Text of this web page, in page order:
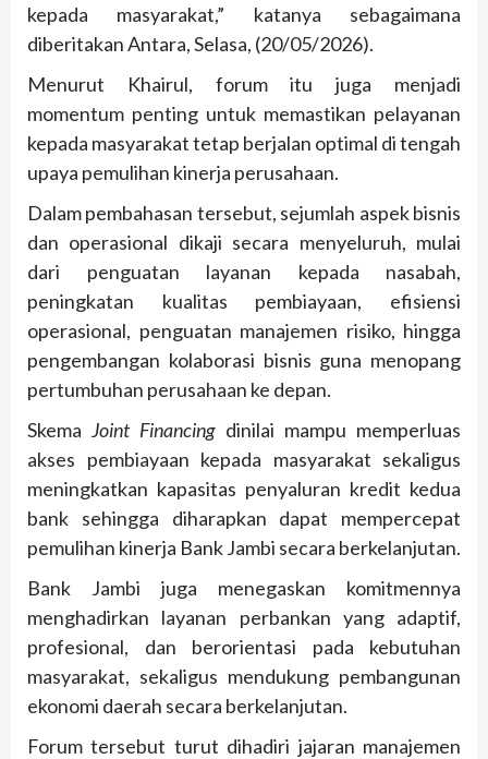
kepada masyarakat,” katanya sebagaimana
diberitakan Antara, Selasa, (20/05/2026).
Menurut Khairul, forum itu juga menjadi
momentum penting untuk memastikan pelayanan
kepada masyarakat tetap berjalan optimal di tengah
upaya pemulihan kinerja perusahaan.
Dalam pembahasan tersebut, sejumlah aspek bisnis
dan operasional dikaji secara menyeluruh, mulai
dari penguatan layanan kepada nasabah,
peningkatan kualitas pembiayaan, efisiensi
operasional, penguatan manajemen risiko, hingga
pengembangan kolaborasi bisnis guna menopang
pertumbuhan perusahaan ke depan.
SkemaJoint Financingdinilai mampu memperluas
akses pembiayaan kepada masyarakat sekaligus
meningkatkan kapasitas penyaluran kredit kedua
bank sehingga diharapkan dapat mempercepat
pemulihan kinerja Bank Jambi secara berkelanjutan.
Bank Jambi juga menegaskan komitmennya
menghadirkan layanan perbankan yang adaptif,
profesional, dan berorientasi pada kebutuhan
masyarakat, sekaligus mendukung pembangunan
ekonomi daerah secara berkelanjutan.
Forum tersebut turut dihadiri jajaran manajemen